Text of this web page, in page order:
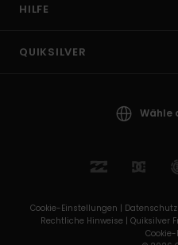
HILFE
QUIKSILVER
Wähle
Cookie-Einstellungen |
Rechtliche Hinweise | Quiksilver